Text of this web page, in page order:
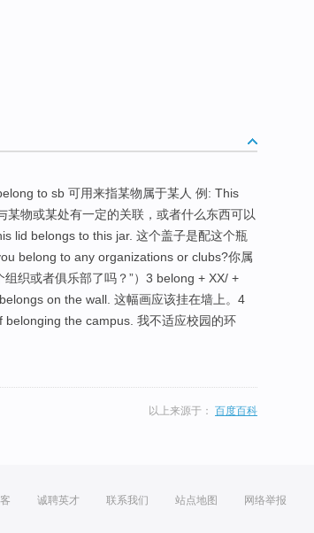
to sb 可用来指某物属于某人 例: This
物或某处有一定的关联，或者什么东西可以
lid belongs to this jar. 这个盖子是配这个瓶
belong to any organizations or clubs?你属
织或者俱乐部了吗？”）3 belong + XX/ +
on the wall. 这幅画应该挂在墙上。4
the campus. 我不适应校园的环
以上来源于： 百度百科
诚聘英才 联系我们 站点地图 网络举报